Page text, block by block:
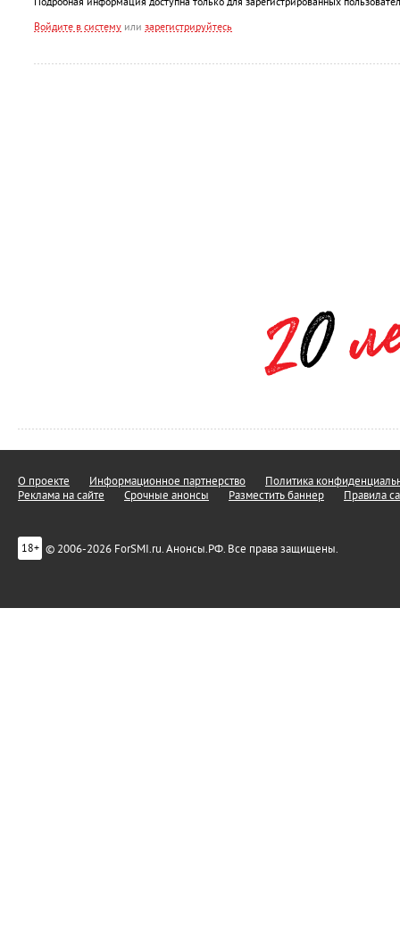
Войдите в систему или зарегистрируйтесь
О проекте Информационное партнерство
Политика
Реклама на сайте
Срочные анонсы Разместить баннер Правила
18+ © 2006-2026 ForSMI.ru. Анонсы.РФ. Все права защищены.